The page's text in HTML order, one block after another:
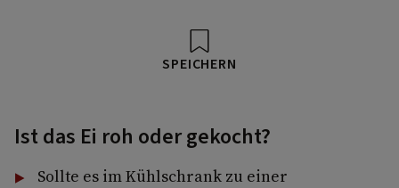
SPEICHERN
Ist das Ei roh oder gekocht?
Sollte es im Kühlschrank zu einer